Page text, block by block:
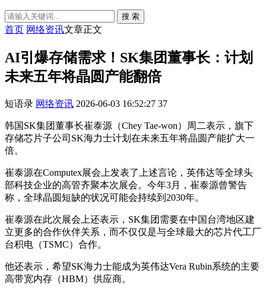
搜 索
首页 网络资讯文章正文
AI引爆存储需求！SK集团董事长：计划
未来五年将晶圆产能翻倍
短语录 网络资讯 2026-06-03 16:52:27 37
韩国SK集团董事长崔泰源（Chey Tae-won）周二表示，旗下
存储芯片子公司SK海力士计划在未来五年将晶圆产能扩大一
倍。
崔泰源在Computex展会上发表了上述言论，英伟达等全球头
部科技企业的高管齐聚本次展会。今年3月，崔泰源曾警告
称，全球晶圆短缺的状况可能会持续到2030年。
崔泰源在此次展会上还表示，SK集团需要在中国台湾地区建
立更多的合作伙伴关系，而不仅仅是与全球最大的芯片代工厂
台积电（TSMC）合作。
他还表示，希望SK海力士能成为英伟达Vera Rubin系统的主要
高带宽内存（HBM）供应商。